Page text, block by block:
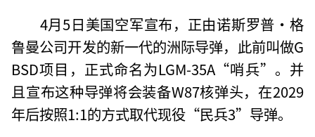
4月5日美国空军宣布，正由诺斯罗普·格
鲁曼公司开发的新一代的洲际导弹，此前叫做G
BSD项目，正式命名为LGM-35A“哨兵”。并
且宣布这种导弹将会装备W87核弹头，在2029
年后按照1:1的方式取代现役“民兵3”导弹。